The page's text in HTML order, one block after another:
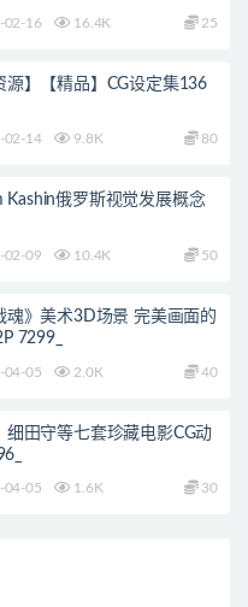
02-16 16.4K 25
源】【精品】CG设定集136
02-14 9.8K 80
Kashin俄罗斯视觉发展概念
09 10.4K 50
魂》美术3D场景 完美画面的
游戏场景设计 222P 7299_
05 2.0K 40
细田守等七套珍藏电影CG动
05 1.6K 30